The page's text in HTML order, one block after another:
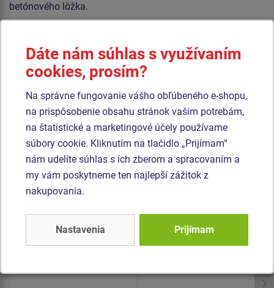
betónového lôžka.
vyznačuje vysokou farebnou stálosťou, odolnosťou proti
poškriabaniu a odolnosťou proti vode). Všetok spojovací
materiál je pozinkovaný alebo nerezový.
Podobnýtovar
Produkt - KTA-6120K-10
Kresliaca tabuľa
obojstranná MAXI
KTA6120K - celokovová
Produkt - OPD-8107K-10
Opičia dráha Balančné
lano "Véčko" -
Dáte nám súhlas s využívaním
cookies, prosím?
Na správne fungovanie vášho obľúbeného e-shopu,
na prispôsobenie obsahu stránok vašim potrebám,
na štatistické a marketingové účely používame
súbory cookie. Kliknutím na tlačidlo „Prijímam“
nám udelíte súhlas s ich zberom a spracovaním a
my vám poskytneme ten najlepší zážitok z
nakupovania.
Nastavenia Prijímam